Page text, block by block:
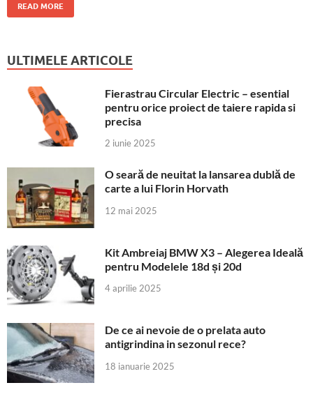
READ MORE
ULTIMELE ARTICOLE
Fierastrau Circular Electric – esential
pentru orice proiect de taiere rapida si
precisa
2 iunie 2025
O seară de neuitat la lansarea dublă de
carte a lui Florin Horvath
12 mai 2025
Kit Ambreiaj BMW X3 – Alegerea Ideală
pentru Modelele 18d și 20d
4 aprilie 2025
De ce ai nevoie de o prelata auto
antigrindina in sezonul rece?
18 ianuarie 2025